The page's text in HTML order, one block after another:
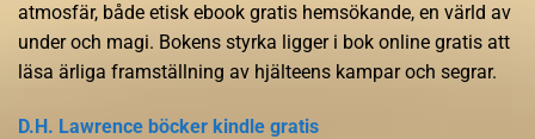
atmosfär, både etisk ebook gratis hemsökande, en värld av
under och magi. Bokens styrka ligger i bok online gratis att
läsa ärliga framställning av hjälteens kampar och segrar.
D.H. Lawrence böcker kindle gratis